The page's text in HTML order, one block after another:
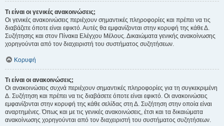
Τι είναι οι γενικές ανακοινώσεις;
Οι γενικές ανακοινώσεις περιέχουν σημαντικές πληροφορίες και πρέπει να τις
διαβάζετε όποτε είναι εφικτό. Αυτές θα εμφανίζονται στην κορυφή της κάθε Δ.
Συζήτησης και στον Πίνακα Ελέγχου Μέλους. Δικαιώματα γενικής ανακοίνωσης
χορηγούνται από τον διαχειριστή του συστήματος συζητήσεων.
Κορυφή
Τι είναι οι ανακοινώσεις;
Οι ανακοινώσεις συχνά περιέχουν σημαντικές πληροφορίες για τη συγκεκριμένη
Δ. Συζήτηση και πρέπει να τις διαβάσετε όποτε είναι εφικτό. Οι ανακοινώσεις
εμφανίζονται στην κορυφή της κάθε σελίδας στη Δ. Συζήτηση στην οποία είναι
αναρτημένες. Όπως και με τις γενικές ανακοινώσεις, έτσι και τα δικαιώματα
ανακοίνωσης χορηγούνται από τον διαχειριστή του συστήματος συζητήσεων.